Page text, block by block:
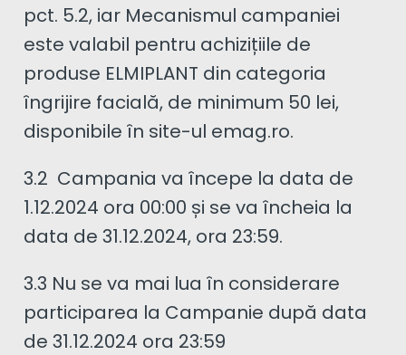
pct. 5.2, iar Mecanismul campaniei
este valabil pentru achizițiile de
produse ELMIPLANT din categoria
îngrijire facială, de minimum 50 lei,
disponibile în site-ul emag.ro.
3.2 Campania va începe la data de
1.12.2024 ora 00:00 și se va încheia la
data de 31.12.2024, ora 23:59.
3.3 Nu se va mai lua în considerare
participarea la Campanie după data
de 31.12.2024 ora 23:59